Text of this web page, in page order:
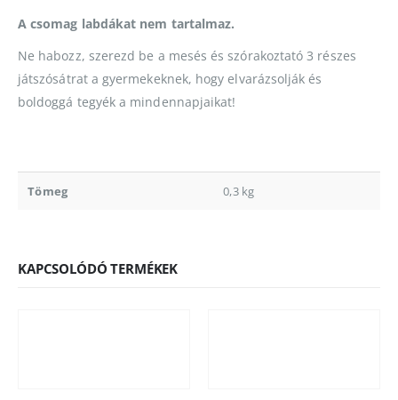
A csomag labdákat nem tartalmaz.
Ne habozz, szerezd be a mesés és szórakoztató 3 részes
játszósátrat a gyermekeknek, hogy elvarázsolják és
boldoggá tegyék a mindennapjaikat!
Tömeg 0,3 kg
KAPCSOLÓDÓ TERMÉKEK